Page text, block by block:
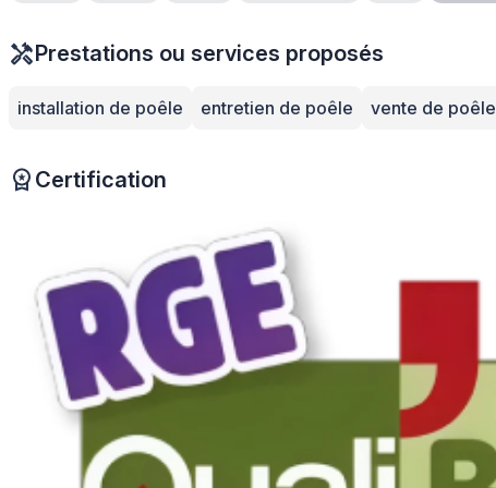
Prestations ou services proposés
installation de poêle entretien de poêle vente de poêle
Certification